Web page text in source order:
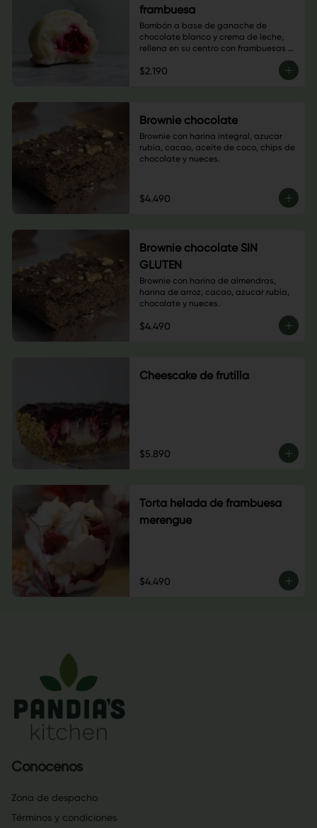
frambuesa
Bombón a base de ganache de
chocolate blanco y crema de leche,
rellena en su centro con frambuesas
blanco.
$2.190
Brownie chocolate
Brownie con harina integral, azucar
rubia, cacao, aceite de coco, chips de
chocolate y nueces.
$4.490
Brownie chocolate SIN
GLUTEN
Brownie con harina de almendras,
harina de arroz, cacao, azucar rubia,
chocolate y nueces.
$4.490
Cheescake de frutilla
$5.890
Torta helada de frambuesa
merengue
$4.490
Conócenos
Zona de despacho
Términos y condiciones